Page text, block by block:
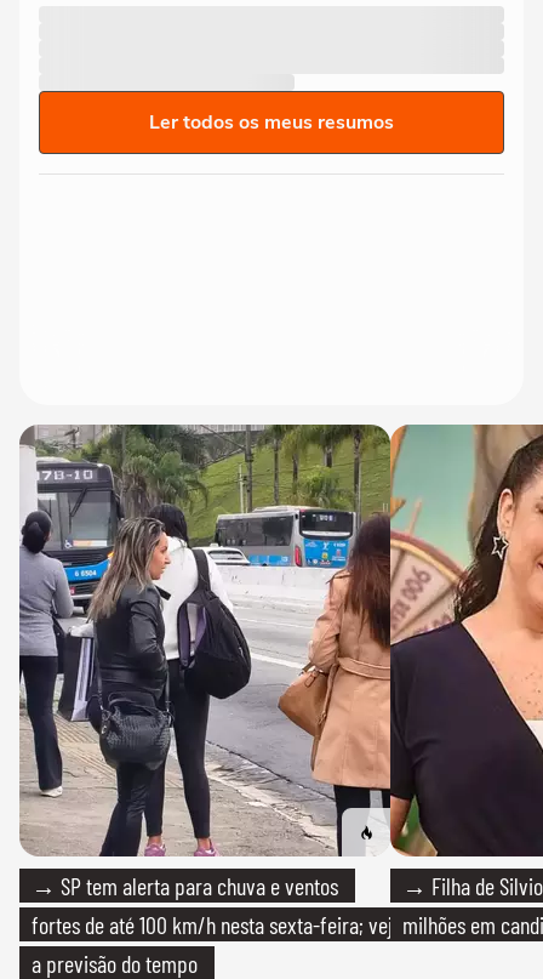
Ler todos os meus resumos
→ SP tem alerta para chuva e ventos
fortes de até 100 km/h nesta sexta-feira; veja
a previsão do tempo
→ Filha de Silvio
milhões em